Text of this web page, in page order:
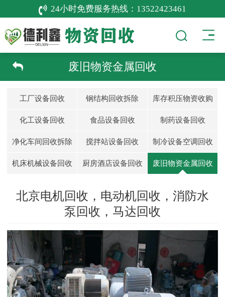
24小时免费服务热线： 13522423461
废旧物资金属回收
工厂设备回收 钢结构回收拆除 库存积压物资收购
化工设备回收 食品设备回收 制药设备回收
净化车间回收拆除 搅拌站设备回收 制冷设备空调回收
机床机械设备回收 厨房酒店设备回收 废旧物资金属回收
北京电机回收，电动机回收，消防水
泵回收，马达回收